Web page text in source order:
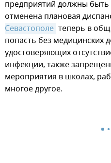
предприятий должны
отменена плановая
Севастополе теперь в
попасть без медицинских
удостоверяющих
инфекции, также
мероприятия в школах,
многое другое.